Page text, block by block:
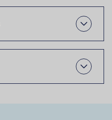
Open
Open